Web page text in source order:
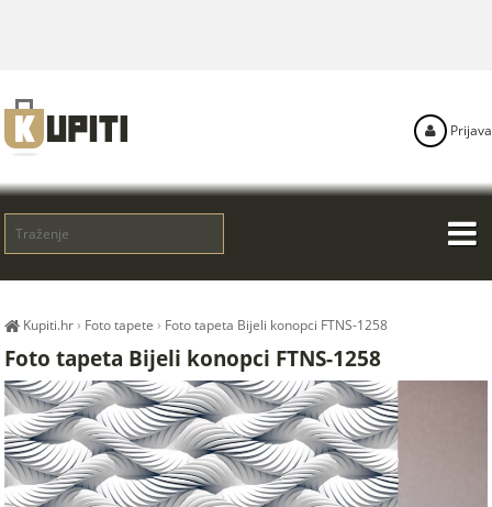
Kupiti.hr› Foto tapete › Foto tapeta Bijeli konopci FTNS-1258
Foto tapeta Bijeli konopci FTNS-1258
Prijava